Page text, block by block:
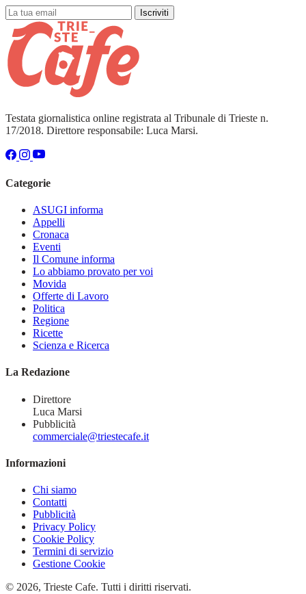
Iscriviti
Testata giornalistica online registrata al Tribunale di Trieste n.
17/2018. Direttore responsabile: Luca Marsi.
Categorie
ASUGI informa
Appelli
Cronaca
Eventi
Il Comune informa
Lo abbiamo provato per voi
Movida
Offerte di Lavoro
Politica
Regione
Ricette
Scienza e Ricerca
La Redazione
Direttore
Luca Marsi
Pubblicità
commerciale@triestecafe.it
Informazioni
Chi siamo
Contatti
Pubblicità
Privacy Policy
Cookie Policy
Termini di servizio
Gestione Cookie
© 2026, Trieste Cafe. Tutti i diritti riservati.